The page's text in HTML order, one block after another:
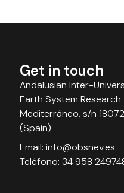
Get in touch
Andalusian Inter-
Earth System Research
Mediterráneo, s/n
(Spain)
Email: info@obsnev.es
Teléfono: 34 958